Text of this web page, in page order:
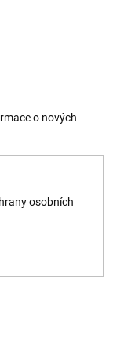
o nových
osobních